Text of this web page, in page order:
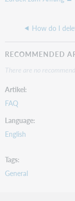
RECOMMENDED
There are no
Artikel
FAQ
Language
English
Tags
General